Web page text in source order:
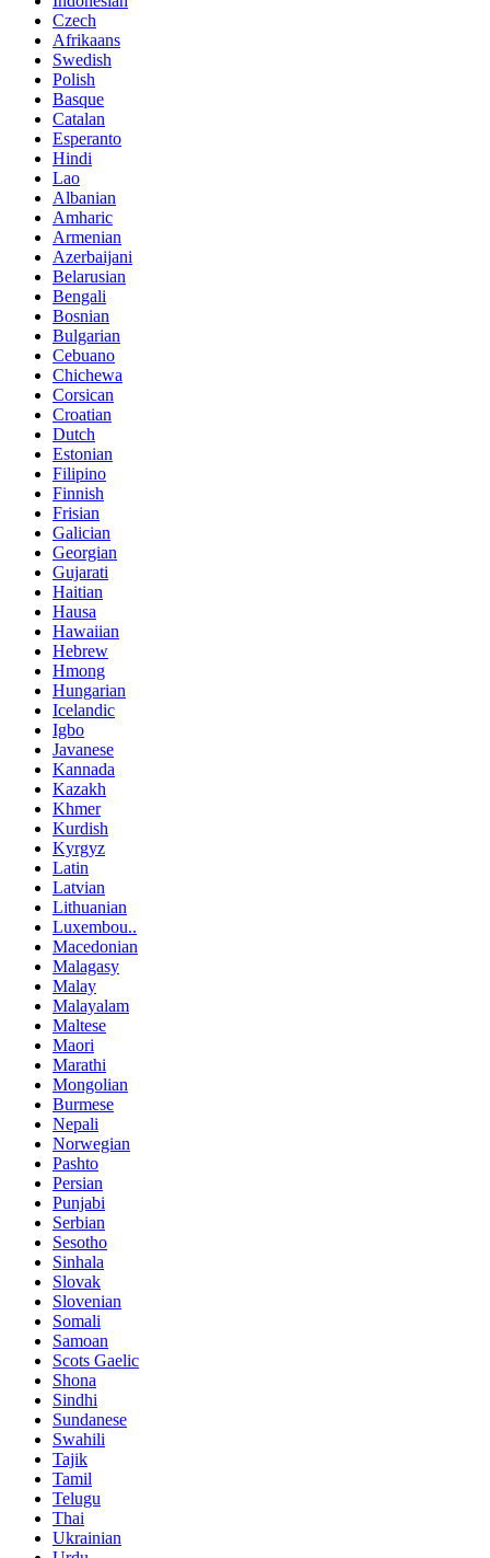
Czech
Afrikaans
Swedish
Polish
Basque
Catalan
Esperanto
Hindi
Lao
Albanian
Amharic
Armenian
Azerbaijani
Belarusian
Bengali
Bosnian
Bulgarian
Cebuano
Chichewa
Corsican
Croatian
Dutch
Estonian
Filipino
Finnish
Frisian
Galician
Georgian
Gujarati
Haitian
Hausa
Hawaiian
Hebrew
Hmong
Hungarian
Icelandic
Igbo
Javanese
Kannada
Kazakh
Khmer
Kurdish
Kyrgyz
Latin
Latvian
Lithuanian
Luxembou..
Macedonian
Malagasy
Malay
Malayalam
Maltese
Maori
Marathi
Mongolian
Burmese
Nepali
Norwegian
Pashto
Persian
Punjabi
Serbian
Sesotho
Sinhala
Slovak
Slovenian
Somali
Samoan
Scots Gaelic
Shona
Sindhi
Sundanese
Swahili
Tajik
Tamil
Telugu
Thai
Ukrainian